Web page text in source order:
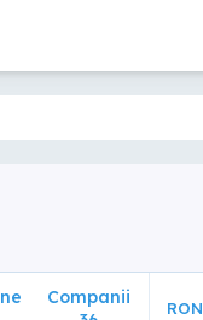
Companii RON